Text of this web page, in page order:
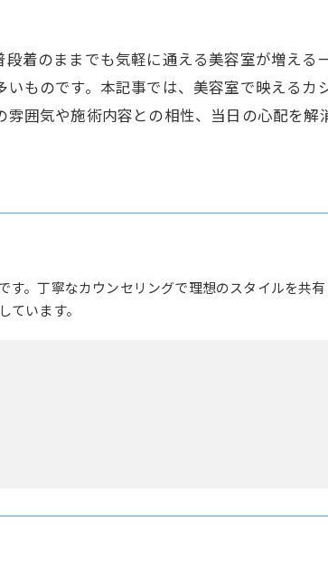
着のままでも気軽に通える美容室が増える一
ものです。本記事では、美容室で映えるカ
囲気や施術内容との相性、当日の心配を解
。丁寧なカウンセリングで理想のスタイルを共有
います。